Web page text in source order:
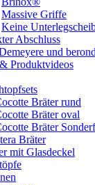
Massive Griffe
Keine
Abschluss
und
Produktvideos
Bräter rund
Bräter oval
Bräter
Bräter
mit Glasdeckel